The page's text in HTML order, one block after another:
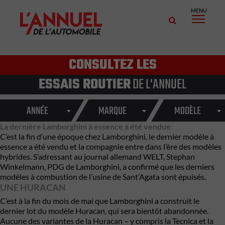
MENU
CONSULTEZ LES
ESSAIS ROUTIERDE L'ANNUEL
ANNÉE MARQUE MODÈLE
La dernière Lamborghini à essence a été vendue
C’est la fin d’une époque chez Lamborghini, le dernier modèle à
essence a été vendu et la compagnie entre dans l’ère des modèles
hybrides. S’adressant au journal allemand WELT, Stephan
Winkelmann, PDG de Lamborghini, a confirmé que les derniers
modèles à combustion de l’usine de Sant’Agata sont épuisés.
UNE HURACAN
C’est à la fin du mois de mai que Lamborghini a construit le
dernier lot du modèle Huracan, qui sera bientôt abandonnée.
Aucune des variantes de la Huracan – y compris la Tecnica et la